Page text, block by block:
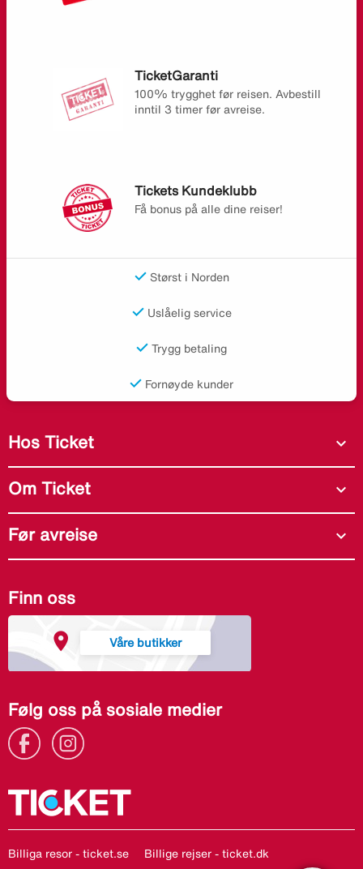
TicketGaranti
100% trygghet før reisen. Avbestill
inntil 3 timer før avreise.
Tickets Kundeklubb
Få bonus på alle dine reiser!
Størst i Norden
Uslåelig service
Trygg betaling
Fornøyde kunder
Hos Ticket expand_more
Om Ticket expand_more
Før avreise expand_more
Finn oss
Våre butikker
Følg oss på sosiale medier
Billiga resor - ticket.se
Billige rejser - ticket.dk